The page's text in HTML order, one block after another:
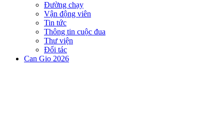
Đường chạy
Vận động viên
Tin tức
Thông tin cuộc đua
Thư viện
Đối tác
Can Gio 2026